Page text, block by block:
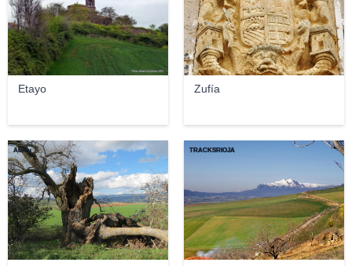
Etayo Zufía
Abrau TRACKSRIOJA